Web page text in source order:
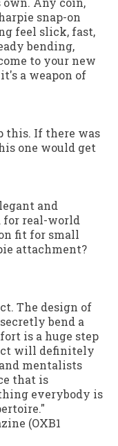
snap-on
feel slick, fast,
bending,
to your new
a weapon of
this. If there was
one would get
and
for real-world
fit for small
attachment?
The design of
bend a
is a huge step
will definitely
mentalists
that is
everybody is
(OXB1